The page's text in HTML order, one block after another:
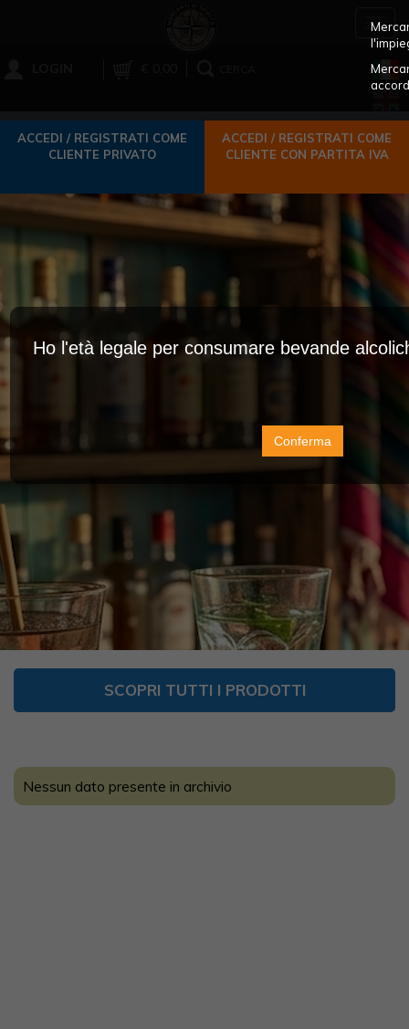
ACCEDI / REGISTRATI COME
CLIENTE PRIVATO
ACCEDI / REGISTRATI COME
CLIENTE CON PARTITA IVA
SCOPRI TUTTI I PRODOTTI
Nessun dato presente in archivio
Ho l'età legale per consumare bevande
Conferma